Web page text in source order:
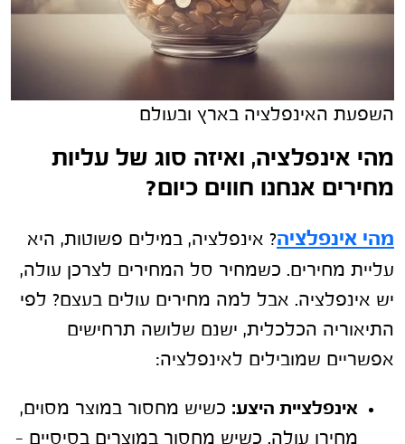
השפעת האינפלציה בארץ ובעולם
מהי אינפלציה, ואיזה סוג של עליות
מחירים אנחנו חווים כיום?
מהי אינפלציה? אינפלציה, במילים פשוטות, היא
עליית מחירים. כשמחיר סל המחירים לצרכן עולה,
יש אינפלציה. אבל למה מחירים עולים בעצם? לפי
התיאוריה הכלכלית, ישנם שלושה תרחישים
אפשריים שמובילים לאינפלציה:
אינפלציית היצע: כשיש מחסור במוצר מסוים,
מחירו עולה. כשיש מחסור במוצרים בסיסיים –